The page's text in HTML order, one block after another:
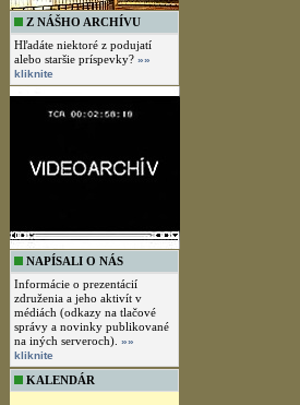
Z NÁŠHO ARCHÍVU
Hľadáte niektoré z podujatí
alebo staršie príspevky? »»
kliknite
NAPÍSALI O NÁS
Informácie o prezentácií
združenia a jeho aktivít v
médiách (odkazy na tlačové
správy a novinky publikované
na iných serveroch). »»
kliknite
KALENDÁR